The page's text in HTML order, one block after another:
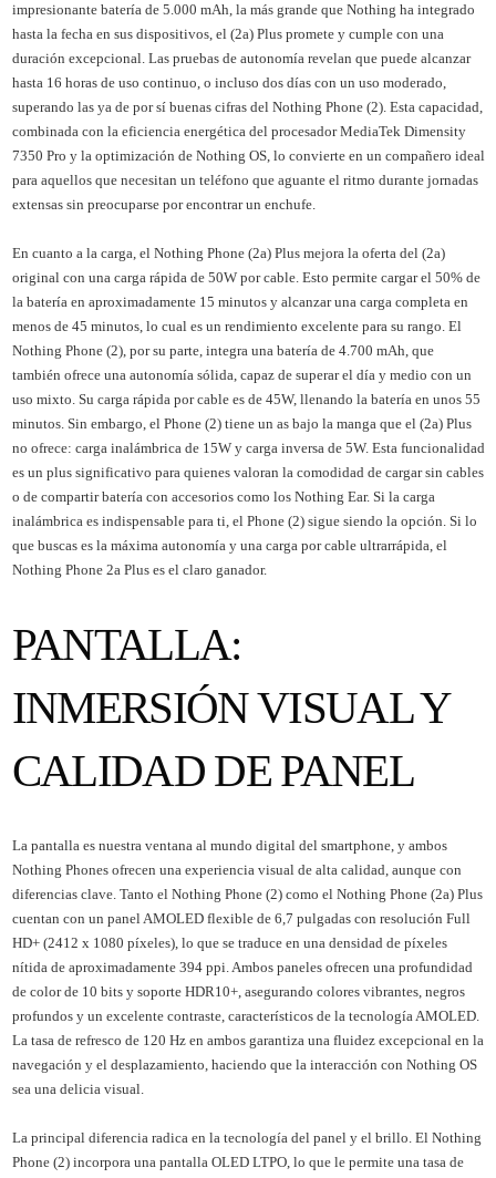
impresionante batería de 5.000 mAh, la más grande que Nothing ha integrado
hasta la fecha en sus dispositivos, el (2a) Plus promete y cumple con una
duración excepcional. Las pruebas de autonomía revelan que puede alcanzar
hasta 16 horas de uso continuo, o incluso dos días con un uso moderado,
superando las ya de por sí buenas cifras del Nothing Phone (2). Esta capacidad,
combinada con la eficiencia energética del procesador MediaTek Dimensity
7350 Pro y la optimización de Nothing OS, lo convierte en un compañero ideal
para aquellos que necesitan un teléfono que aguante el ritmo durante jornadas
extensas sin preocuparse por encontrar un enchufe.
En cuanto a la carga, el Nothing Phone (2a) Plus mejora la oferta del (2a)
original con una carga rápida de 50W por cable. Esto permite cargar el 50% de
la batería en aproximadamente 15 minutos y alcanzar una carga completa en
menos de 45 minutos, lo cual es un rendimiento excelente para su rango. El
Nothing Phone (2), por su parte, integra una batería de 4.700 mAh, que
también ofrece una autonomía sólida, capaz de superar el día y medio con un
uso mixto. Su carga rápida por cable es de 45W, llenando la batería en unos 55
minutos. Sin embargo, el Phone (2) tiene un as bajo la manga que el (2a) Plus
no ofrece: carga inalámbrica de 15W y carga inversa de 5W. Esta funcionalidad
es un plus significativo para quienes valoran la comodidad de cargar sin cables
o de compartir batería con accesorios como los Nothing Ear. Si la carga
inalámbrica es indispensable para ti, el Phone (2) sigue siendo la opción. Si lo
que buscas es la máxima autonomía y una carga por cable ultrarrápida, el
Nothing Phone 2a Plus es el claro ganador.
PANTALLA:
INMERSIÓN VISUAL Y
CALIDAD DE PANEL
La pantalla es nuestra ventana al mundo digital del smartphone, y ambos
Nothing Phones ofrecen una experiencia visual de alta calidad, aunque con
diferencias clave. Tanto el Nothing Phone (2) como el Nothing Phone (2a) Plus
cuentan con un panel AMOLED flexible de 6,7 pulgadas con resolución Full
HD+ (2412 x 1080 píxeles), lo que se traduce en una densidad de píxeles
nítida de aproximadamente 394 ppi. Ambos paneles ofrecen una profundidad
de color de 10 bits y soporte HDR10+, asegurando colores vibrantes, negros
profundos y un excelente contraste, característicos de la tecnología AMOLED.
La tasa de refresco de 120 Hz en ambos garantiza una fluidez excepcional en la
navegación y el desplazamiento, haciendo que la interacción con Nothing OS
sea una delicia visual.
La principal diferencia radica en la tecnología del panel y el brillo. El Nothing
Phone (2) incorpora una pantalla OLED LTPO, lo que le permite una tasa de